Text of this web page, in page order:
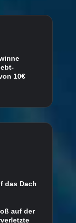
10€
das Dach
auf der